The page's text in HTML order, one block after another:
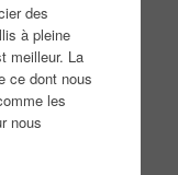
des
à pleine
meilleur. La
ce dont nous
les
nous